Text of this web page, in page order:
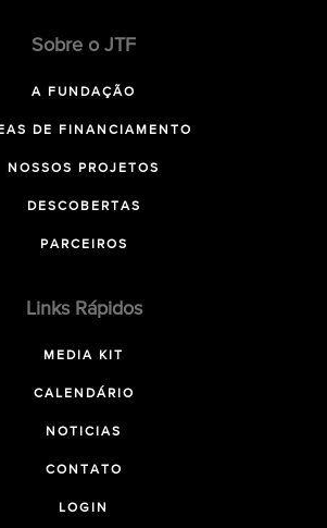
Sobre o JTF
A FUNDAÇÃO
DE FINANCIAMENTO
NOSSOS PROJETOS
DESCOBERTAS
PARCEIROS
Links Rápidos
MEDIA KIT
CALENDÁRIO
NOTICIAS
CONTATO
LOGIN